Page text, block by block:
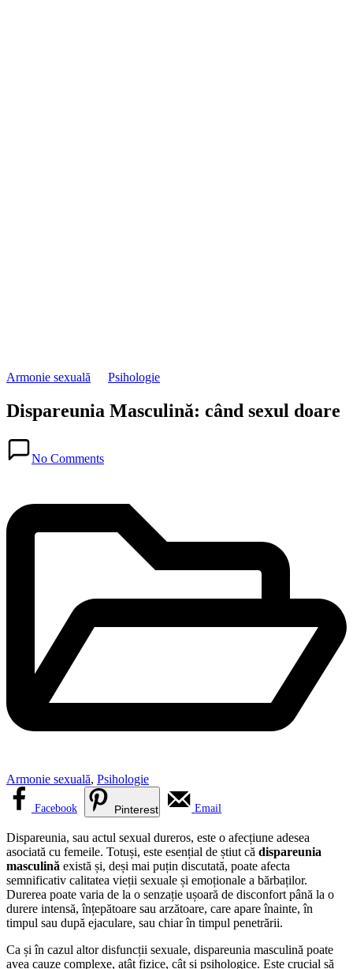
Posted
Armonie sexuală Psihologie
Dispareunia Masculină: când sexul doare
No Commentsin
Armonie sexuală, Psihologie
Facebook Pinterest Email
Dispareunia, sau actul sexual dureros, este o afecțiune adesea
asociată cu femeile. Totuși, este esențial de știut că dispareunia
masculină există și, deși mai puțin discutată, poate afecta
semnificativ calitatea vieții sexuale și emoționale a bărbaților.
Durerea poate varia de la o senzație ușoară de disconfort până la o
durere intensă, înțepătoare sau arzătoare, care apare înainte, în
timpul sau după ejaculare, sau chiar în timpul penetrării.
Ca și în cazul altor disfuncții sexuale, dispareunia masculină poate
avea cauze complexe, atât fizice, cât și psihologice. Este crucial să